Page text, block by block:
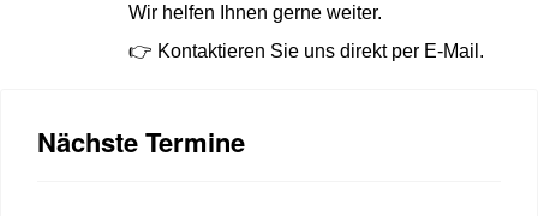
Wir helfen Ihnen gerne weiter.
👉 Kontaktieren Sie uns direkt per E-Mail.
Nächste Termine